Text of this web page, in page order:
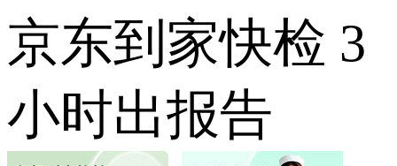
京东到家快检 3
小时出报告